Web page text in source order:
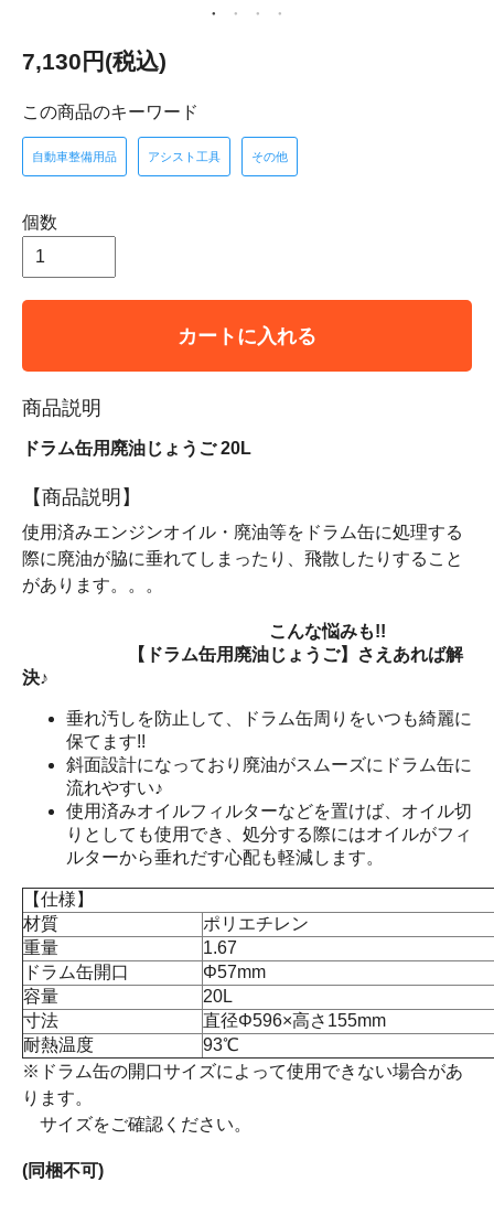
7,130円(税込)
この商品のキーワード
自動車整備用品 アシスト工具 その他
個数
カートに入れる
商品説明
ドラム缶用廃油じょうご 20L
【商品説明】
使用済みエンジンオイル・廃油等をドラム缶に処理する
際に廃油が脇に垂れてしまったり、飛散したりすること
があります。。。
こんな悩みも!!
【ドラム缶用廃油じょうご】
さえあれば解
決♪
垂れ汚しを防止して、ドラム缶周りをいつも綺麗に
保てます!!
斜面設計になっており廃油がスムーズにドラム缶に
流れやすい♪
使用済みオイルフィルターなどを置けば、オイル切
りとしても使用でき、処分する際にはオイルがフィ
ルターから垂れだす心配も軽減します。
【仕様】
材質
ポリエチレン
重量
1.67
ドラム缶開口
Φ57mm
容量
20L
寸法
直径Φ596×高さ155mm
耐熱温度
93℃
※ドラム缶の開口サイズによって使用できない場合があ
ります。
サイズをご確認ください。
(同梱不可)